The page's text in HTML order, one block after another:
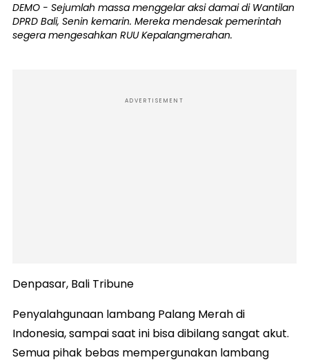
DEMO - Sejumlah massa menggelar aksi damai di Wantilan
DPRD Bali, Senin kemarin. Mereka mendesak pemerintah
segera mengesahkan RUU Kepalangmerahan.
ADVERTISEMENT
Denpasar, Bali Tribune
Penyalahgunaan lambang Palang Merah di
Indonesia, sampai saat ini bisa dibilang sangat akut.
Semua pihak bebas mempergunakan lambang